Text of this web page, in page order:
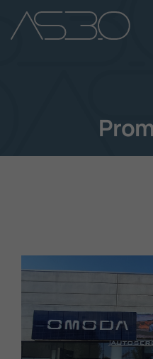
+39 049 899 4411
Auto Usate
Novità Sui Nostri Veicoli
Lavora Con Noi